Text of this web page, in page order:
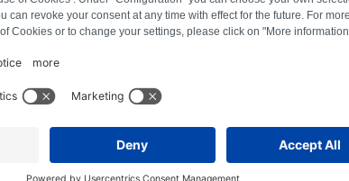
foutcodes en
apparaat.
droger niet meer aangaat.
zijn.